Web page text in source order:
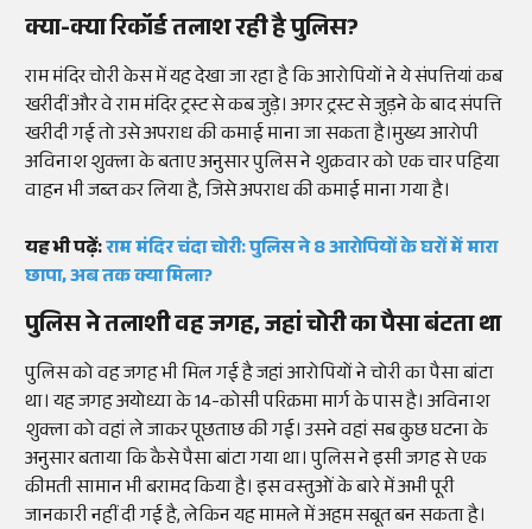
क्या-क्या रिकॉर्ड तलाश रही है पुलिस?
राम मंदिर चोरी केस में यह देखा जा रहा है कि आरोपियों ने ये संपत्तियां कब
खरीदीं और वे राम मंदिर ट्रस्ट से कब जुड़े। अगर ट्रस्ट से जुड़ने के बाद संपत्ति
खरीदी गई तो उसे अपराध की कमाई माना जा सकता है।मुख्य आरोपी
अविनाश शुक्ला के बताए अनुसार पुलिस ने शुक्रवार को एक चार पहिया
वाहन भी जब्त कर लिया है, जिसे अपराध की कमाई माना गया है।
यह भी पढ़ें:राम मंदिर चंदा चोरी: पुलिस ने 8 आरोपियों के घरों में मारा
छापा, अब तक क्या मिला?
पुलिस ने तलाशी वह जगह, जहां चोरी का पैसा बंटता था
पुलिस को वह जगह भी मिल गई है जहां आरोपियों ने चोरी का पैसा बांटा
था। यह जगह अयोध्या के 14-कोसी परिक्रमा मार्ग के पास है। अविनाश
शुक्ला को वहां ले जाकर पूछताछ की गई। उसने वहां सब कुछ घटना के
अनुसार बताया कि कैसे पैसा बांटा गया था। पुलिस ने इसी जगह से एक
कीमती सामान भी बरामद किया है। इस वस्तुओं के बारे में अभी पूरी
जानकारी नहीं दी गई है, लेकिन यह मामले में अहम सबूत बन सकता है।